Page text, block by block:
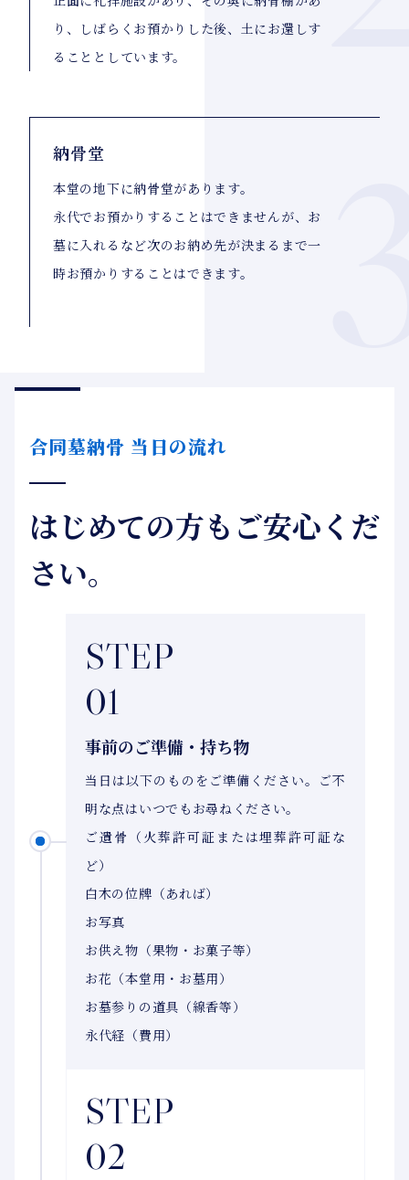
り、しばらくお預かりした後、土にお還しす
ることとしています。
納骨堂
本堂の地下に納骨堂があります。
永代でお預かりすることはできませんが、お
墓に入れるなど次のお納め先が決まるまで一
時お預かりすることはできます。
合同墓納骨 当日の流れ
はじめての方もご安心くだ
さい。
STEP
01
事前のご準備・持ち物
当日は以下のものをご準備ください。ご不
明な点はいつでもお尋ねください。
ご遺骨（火葬許可証または埋葬許可証な
ど）
白木の位牌（あれば）
お写真
お供え物（果物・お菓子等）
お花（本堂用・お墓用）
お墓参りの道具（線香等）
永代経（費用）
STEP
02